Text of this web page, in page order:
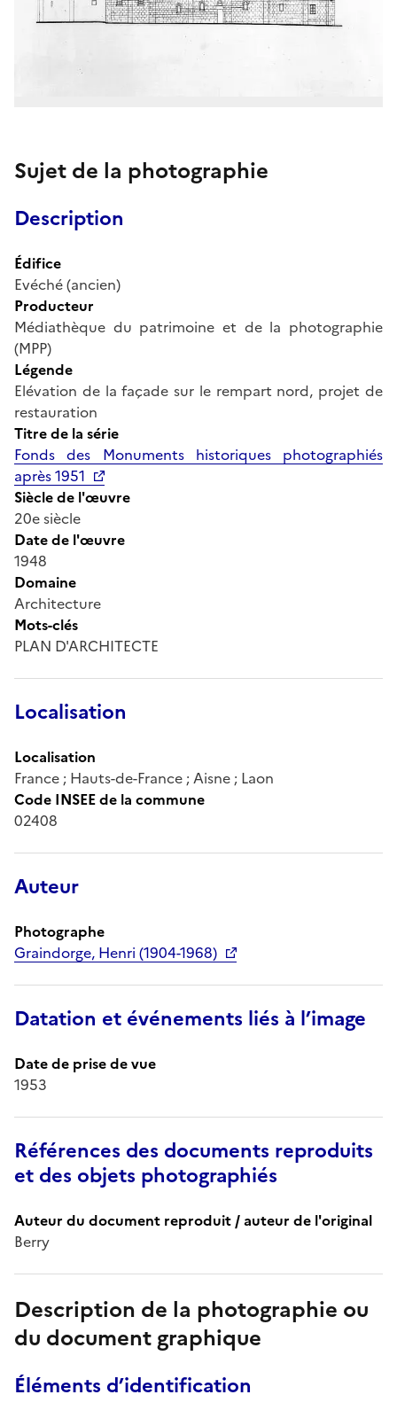
Sujet de la photographie
Description
Édifice
Evéché (ancien)
Producteur
Médiathèque du patrimoine et de la photographie
(MPP)
Légende
Elévation de la façade sur le rempart nord, projet de
restauration
Titre de la série
Fonds des Monuments historiques photographiés
après 1951
Siècle de l'œuvre
20e siècle
Date de l'œuvre
1948
Domaine
Architecture
Mots-clés
PLAN D'ARCHITECTE
Localisation
Localisation
France ; Hauts-de-France ; Aisne ; Laon
Code INSEE de la commune
02408
Auteur
Photographe
Graindorge, Henri (1904-1968)
Datation et événements liés à l’image
Date de prise de vue
1953
Références des documents reproduits
et des objets photographiés
Auteur du document reproduit / auteur de l'original
Berry
Description de la photographie ou
du document graphique
Éléments d’identification